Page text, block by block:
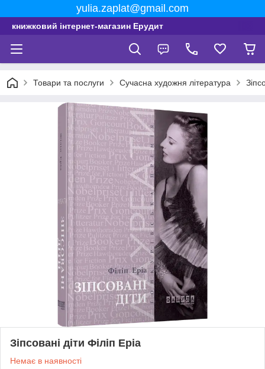
yulia.zaplat@gmail.com
книжковий інтернет-магазин Ерудит
Товари та послуги Сучасна художня література
Зіпсовані діти Філіп Еріа
Немає в наявності